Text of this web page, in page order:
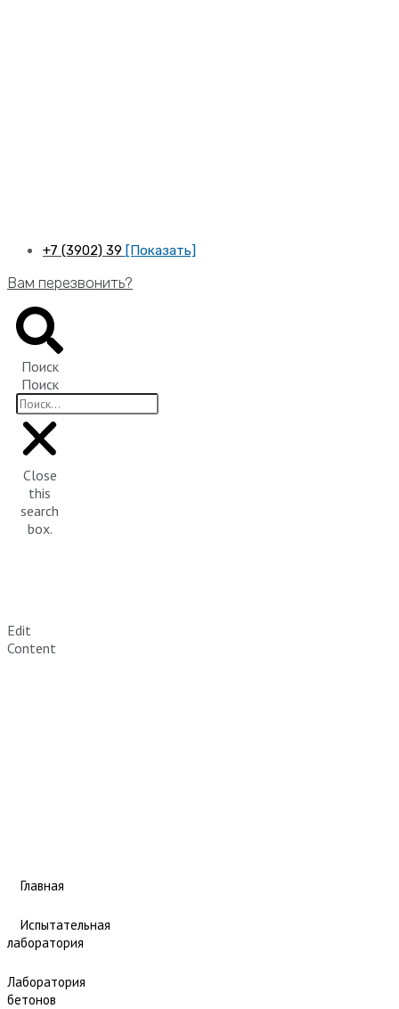
+7 (3902) 39 [Показать]
Вам перезвонить?
Поиск
Поиск
Close
this
search
box.
Edit
Content
Главная
Испытательная
лаборатория
Лаборатория
бетонов